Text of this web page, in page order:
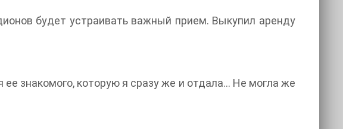
будет устраивать важный прием. Выкупил аренду
для ее знакомого, которую я сразу же и отдала… Не могла же